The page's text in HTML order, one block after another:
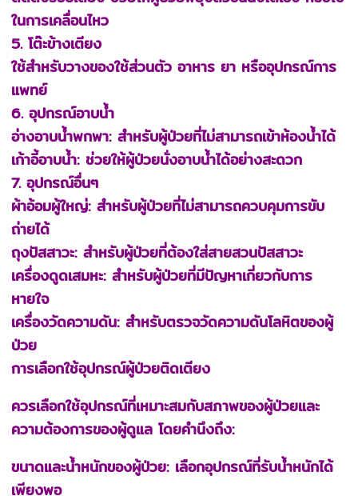
ในการเคลื่อนไหว
5. โต๊ะข้างเตียง
ใช้สำหรับวางของใช้ส่วนตัว อาหาร ยา หรืออุปกรณ์การ
แพทย์
6. อุปกรณ์อาบน้ำ
อ่างอาบน้ำพกพา: สำหรับผู้ป่วยที่ไม่สามารถเข้าห้องน้ำได้
เก้าอี้อาบน้ำ: ช่วยให้ผู้ป่วยนั่งอาบน้ำได้อย่างสะดวก
7. อุปกรณ์อื่นๆ
ผ้าอ้อมผู้ใหญ่: สำหรับผู้ป่วยที่ไม่สามารถควบคุมการขับ
ถ่ายได้
ถุงปัสสาวะ: สำหรับผู้ป่วยที่ต้องใส่สายสวนปัสสาวะ
เครื่องดูดเสมหะ: สำหรับผู้ป่วยที่มีปัญหาเกี่ยวกับการ
หายใจ
เครื่องวัดความดัน: สำหรับตรวจวัดความดันโลหิตของผู้
ป่วย
การเลือกใช้อุปกรณ์ผู้ป่วยติดเตียง
ควรเลือกใช้อุปกรณ์ที่เหมาะสมกับสภาพของผู้ป่วยและ
ความต้องการของผู้ดูแล โดยคำนึงถึง:
ขนาดและน้ำหนักของผู้ป่วย: เลือกอุปกรณ์ที่รับน้ำหนักได้
เพียงพอ